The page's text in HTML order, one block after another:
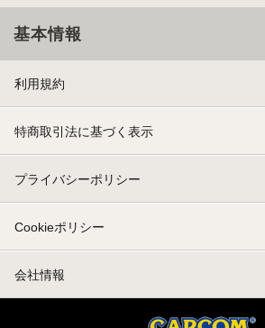
基本情報
利用規約
特商取引法に基づく表示
プライバシーポリシー
Cookieポリシー
会社情報